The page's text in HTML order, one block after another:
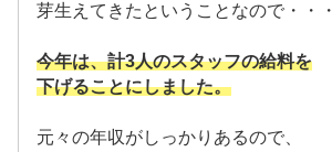
芽生えてきたということなので・・・
今年は、計3人のスタッフの給料を
下げることにしました。
元々の年収がしっかりあるので、